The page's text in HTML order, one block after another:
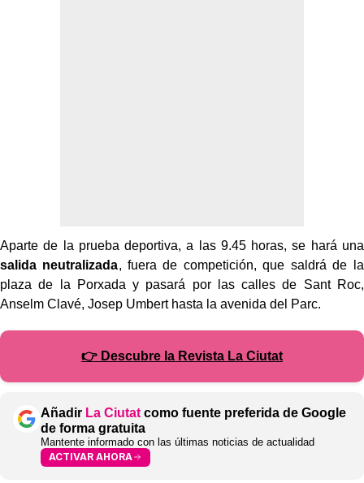
Aparte de la prueba deportiva, a las 9.45 horas, se hará una
salida neutralizada, fuera de competición, que saldrá de la
plaza de la Porxada y pasará por las calles de Sant Roc,
Anselm Clavé, Josep Umbert hasta la avenida del Parc.
👉 Descubre la Revista La Ciutat
Añadir La Ciutat como fuente preferida de Google
de forma gratuita
Mantente informado con las últimas noticias de actualidad
ACTIVAR AHORA